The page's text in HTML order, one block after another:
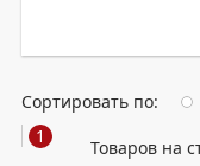
Сортировать по:
1
Товаров на